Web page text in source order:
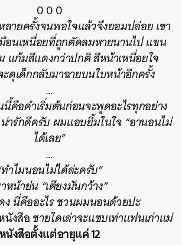
0 0 0
ายครั้งจนพอใจแล้วจึงยอมปล่อย เขา
อนเหนื่อยที่ถูกตัดลมหายนานไป แขน
แก้มสีแดงกว่าปกติ สีหน้าเหนื่อยใจ
ดุเด็กกลับมาฉายบนใบหน้าอีกครั้ง
…
นี้คือคำเริ่มต้นก่อนจะพูดอะไรทุกอย่าง
ารักดีครับ ผมแอบยิ้มในใจ “อานอนไม่
ได้เลย”
…
ทำไมนอนไม่ได้ล่ะครับ”
หน้าย่น “เตียงมันกว้าง”
นี่คืออะไร ชวนผมนอนด้วยปะ
นังสือชายใดเล่าจะแซบเท่าแฟนเก่าแม่
นังสือตั้งแต่อายุแค่ 12